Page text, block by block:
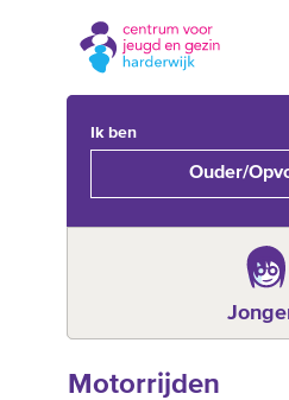
Ik ben
Ouder/
Motorrijden